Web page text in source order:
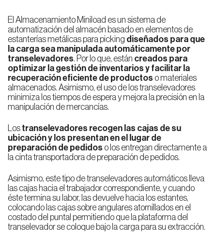
El Almacenamiento Miniload es un sistema de
automatización del almacén basado en elementos de
estanterías metálicas para picking diseñados para que
la carga sea manipulada automáticamente por
transelevadores. Por lo que, están creados para
optimizar la gestión de inventarios y facilitar la
recuperación eficiente de productos o materiales
almacenados. Asimismo, el uso de los transelevadores
minimiza los tiempos de espera y mejora la precisión en la
manipulación de mercancías.
Los transelevadores recogen las cajas de su
ubicación y los presentan en el lugar de
preparación de pedidos o los entregan directamente a
la cinta transportadora de preparación de pedidos.
Asimismo, este tipo de transelevadores automáticos lleva
las cajas hacia el trabajador correspondiente, y cuando
éste termina su labor, las devuelve hacia los estantes,
colocando las cajas sobre angulares atornillados en el
costado del puntal permitiendo que la plataforma del
transelevador se coloque bajo la carga para su extracción.